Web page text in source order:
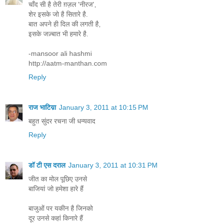
चाँद सी है तेरी ग़ज़ल 'नीरज',
शेर इसके जो है सितारे है.
बात अपने ही दिल की लगती है,
इसके जज़्बात भी हमारे है.
-mansoor ali hashmi
http://aatm-manthan.com
Reply
राज भाटिय़ा January 3, 2011 at 10:15 PM
बहुत सुंदर रचना जी धन्यवाद
Reply
डॉ टी एस दराल January 3, 2011 at 10:31 PM
जीत का मोल पूछिए उनसे
बाजियां जो हमेशा हारे हैं
बाजुओं पर यकीन है जिनको
दूर उनसे कहां किनारे हैं